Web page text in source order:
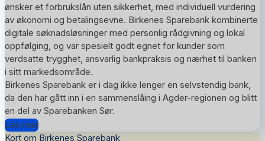
ønsker et forbrukslån uten sikkerhet, med individuell vurdering
av økonomi og betalingsevne. Birkenes Sparebank kombinerte
digitale søknadsløsninger med personlig rådgivning og lokal
oppfølging, og var spesielt godt egnet for kunder som
verdsatte trygghet, ansvarlig bankpraksis og nærhet til banken
i sitt markedsområde.
Birkenes Sparebank er i dag ikke lenger en selvstendig bank,
da den har gått inn i en sammenslåing i Agder-regionen og blitt
en del av Sparebanken Sør.
Les mer
Kort om Birkenes Sparebank